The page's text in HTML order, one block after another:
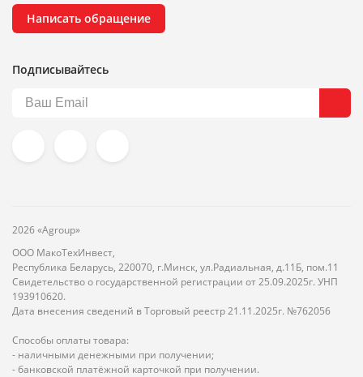
Написать обращение
Подписывайтесь
2026 «Agroup»
ООО МакоТехИнвест,
Республика Беларусь, 220070, г.Минск, ул.Радиальная, д.11Б, пом.11
Свидетельство о государственной регистрации от 25.09.2025г. УНП
193910620.
Дата внесения сведений в Торговый реестр 21.11.2025г. №762056
Способы оплаты товара:
- наличными денежными при получении;
- банковской платёжной карточкой при получении.